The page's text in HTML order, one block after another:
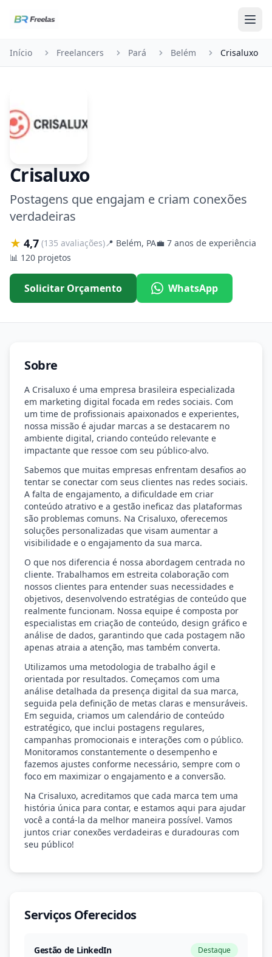
Início Freelancers Pará Belém Crisaluxo
Crisaluxo
Postagens que engajam e criam conexões
verdadeiras
★ 4,7 (135 avaliações)📍 Belém, PA💼 7 anos de experiência
📊 120 projetos
Solicitar Orçamento WhatsApp
Sobre
A Crisaluxo é uma empresa brasileira especializada
em marketing digital focada em redes sociais. Com
um time de profissionais apaixonados e experientes,
nossa missão é ajudar marcas a se destacarem no
ambiente digital, criando conteúdo relevante e
impactante que ressoe com seu público-alvo.
Sabemos que muitas empresas enfrentam desafios ao
tentar se conectar com seus clientes nas redes sociais.
A falta de engajamento, a dificuldade em criar
conteúdo atrativo e a gestão ineficaz das plataformas
são problemas comuns. Na Crisaluxo, oferecemos
soluções personalizadas que visam aumentar a
visibilidade e o engajamento da sua marca.
O que nos diferencia é nossa abordagem centrada no
cliente. Trabalhamos em estreita colaboração com
nossos clientes para entender suas necessidades e
objetivos, desenvolvendo estratégias de conteúdo que
realmente funcionam. Nossa equipe é composta por
especialistas em criação de conteúdo, design gráfico e
análise de dados, garantindo que cada postagem não
apenas atraia a atenção, mas também converta.
Utilizamos uma metodologia de trabalho ágil e
orientada por resultados. Começamos com uma
análise detalhada da presença digital da sua marca,
seguida pela definição de metas claras e mensuráveis.
Em seguida, criamos um calendário de conteúdo
estratégico, que inclui postagens regulares,
campanhas promocionais e interações com o público.
Monitoramos constantemente o desempenho e
fazemos ajustes conforme necessário, sempre com o
foco em maximizar o engajamento e a conversão.
Na Crisaluxo, acreditamos que cada marca tem uma
história única para contar, e estamos aqui para ajudar
você a contá-la da melhor maneira possível. Vamos
juntos criar conexões verdadeiras e duradouras com
seu público!
Serviços Oferecidos
Gestão de LinkedIn Destaque